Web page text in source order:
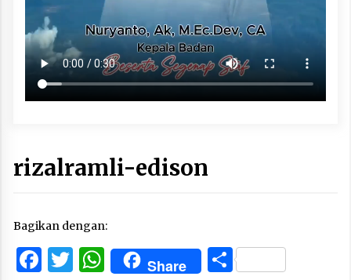
rizalramli-edison
Bagikan dengan:
Facebook
Twitter
WhatsApp
Share Share